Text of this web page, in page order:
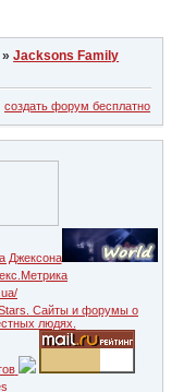
»Jacksons Family
создать форум бесплатно